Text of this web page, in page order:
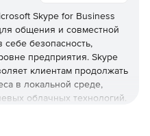
Skype for Business
общения и совместной
себе безопасность,
предприятия. Skype
клиентам продолжать
в локальной среде,
облачных технологий.